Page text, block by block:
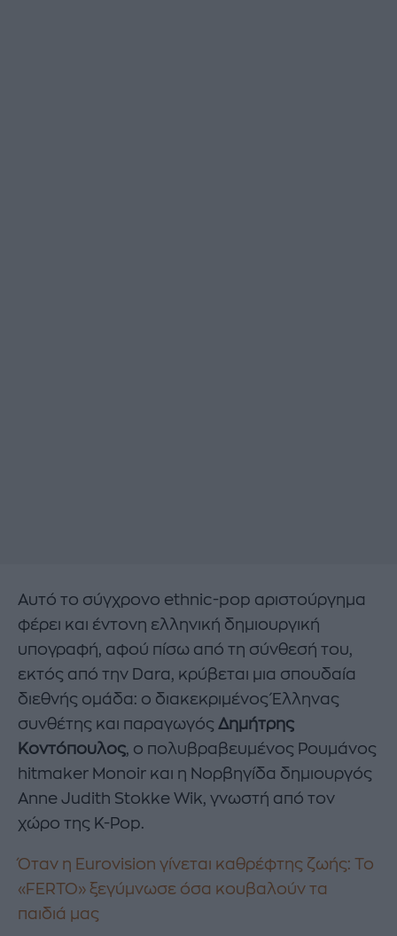
Αυτό το σύγχρονο ethnic-pop αριστούργημα
φέρει και έντονη ελληνική δημιουργική
υπογραφή, αφού πίσω από τη σύνθεσή του,
εκτός από την Dara, κρύβεται μια σπουδαία
διεθνής ομάδα: ο διακεκριμένος Έλληνας
συνθέτης και παραγωγός Δημήτρης
Κοντόπουλος, ο πολυβραβευμένος Ρουμάνος
hitmaker Monoir και η Νορβηγίδα δημιουργός
Anne Judith Stokke Wik, γνωστή από τον
χώρο της K-Pop.
Όταν η Eurovision γίνεται καθρέφτης ζωής: Το
«FERTO» ξεγύμνωσε όσα κουβαλούν τα
παιδιά μας